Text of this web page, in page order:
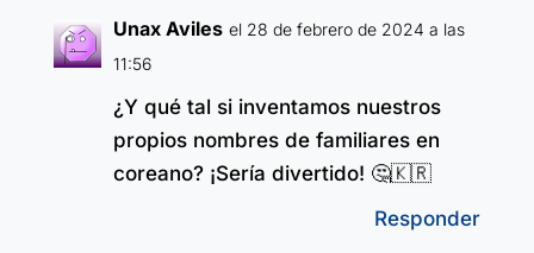
Unax Aviles el 28 de febrero de 2024 a las
11:56
¿Y qué tal si inventamos nuestros
propios nombres de familiares en
coreano? ¡Sería divertido! 🤔🇰🇷
Responder